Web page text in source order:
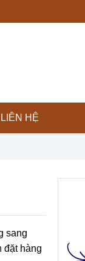
LIÊN HỆ
sang
đặt hàng